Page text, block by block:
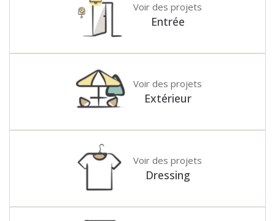
Voir des projets
Entrée
Voir des projets
Extérieur
Voir des projets
Dressing